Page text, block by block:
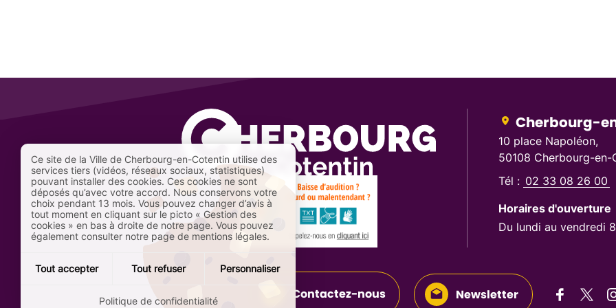
Cherbourg-
10 place Napoléon,
50108 Cherbourg-
Tél : 02 33 08 26 00
Horaires d'ouverture
Du lundi au vendredi
Contactez-nous Newsletter Suivez-
Suivez-
Ce site de la Ville de Cherbourg-en-Cotentin utilise des
services tiers (vidéos, réseaux sociaux, statistiques)
pouvant installer des cookies. Ces cookies ne sont
déposés qu’avec votre accord. Nous conservons votre
choix pendant 13 mois. Vous pouvez changer d’avis à
tout moment en cliquant sur le picto « Gestion des
cookies » en bas à droite de notre page. Vous pouvez
également consulter notre page de mentions légales.
Tout accepter Tout refuser Personnaliser
Politique de confidentialité